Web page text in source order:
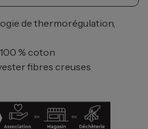
de thermorégulation,
% coton
fibres creuses